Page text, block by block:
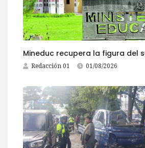
Redacción 01 01/08/2026